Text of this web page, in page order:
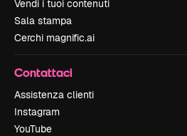
Vendi i tuoi contenuti
Sala stampa
Cerchi magnific.ai
Contattaci
Assistenza clienti
Instagram
YouTube